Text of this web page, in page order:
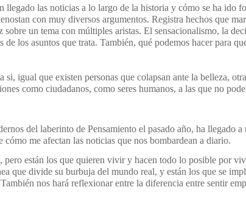
llegado las noticias a lo largo de la historia y cómo se ha ido
con muy diversos argumentos. Registra hechos que
un tema con múltiples aristas. El sensacionalismo, la
los asuntos que trata. También, qué podemos hacer para
igual que existen personas que colapsan ante la belleza,
como ciudadanos, como seres humanos, a las que no
del laberinto de Pensamiento el pasado año, ha llegado
me afectan las noticias que nos bombardean a diario.
están los que quieren vivir y hacen todo lo posible por
que divide su burbuja del mundo real, y están los que se
nos hará reflexionar entre la diferencia entre sentir